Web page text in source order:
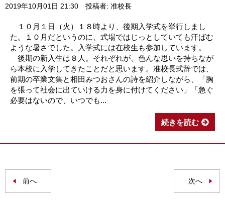
2019年10月01日 21:30 投稿者: 准校長
１０月１日（火）１８時より、後期入学式を挙行しまし
た。１０月だというのに、式場ではじっとしていても汗ばむ
ような暑さでした。入学式には在校生も参加しています。
後期の新入生は８人。それぞれが、色んな思いを持ちなが
ら本校に入学してきたことだと思います。准校長式辞では、
前期の卒業文集と相田みつおさんの詩を紹介しながら、「胸
を張って社会に出ていける力を身に付けてください」「急ぐ
必要はないので、いつでも...
続きを読む
前へ 次へ